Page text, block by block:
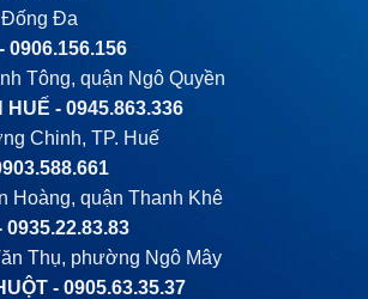
Đống Đa
0906.156.156
Tông, quận Ngô Quyền
HUẾ - 0945.863.336
Chinh, TP. Huế
Hoàng, quận Thanh Khê
0935.22.83.83
Thụ, phường Ngô Mây
- 0905.63.35.37